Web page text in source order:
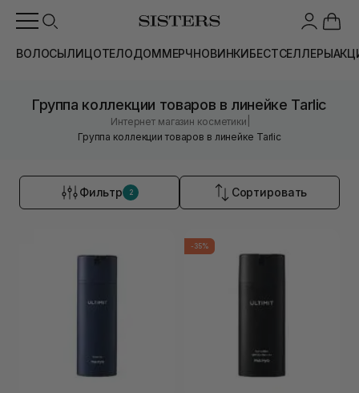
ВОЛОСЫЛИЦОТЕЛОДОММЕРЧНОВИНКИБЕСТСЕЛЛЕРЫ
Группа коллекции товаров в линейке Tarlic
Интернет магазин косметики
Группа коллекции товаров в линейке Tarlic
Фильтр 2 Сортировать
-35%